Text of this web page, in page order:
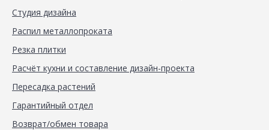
Студия дизайна
Распил металлопроката
Резка плитки
Расчёт кухни и составление дизайн-проекта
Пересадка растений
Гарантийный отдел
Возврат/обмен товара